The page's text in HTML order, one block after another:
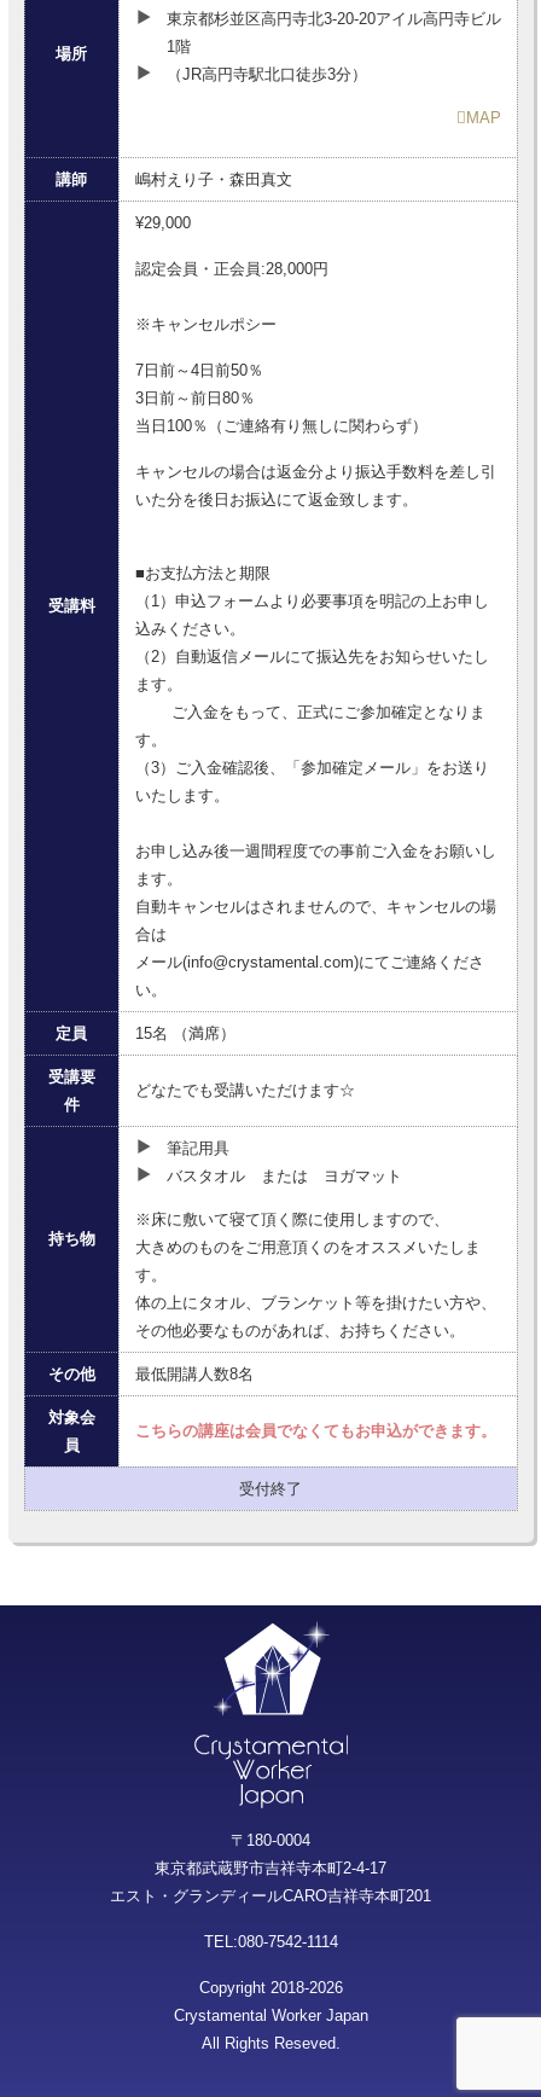
場所
東京都杉並区高円寺北3-20-20アイル高円寺ビル
1階
（JR高円寺駅北口徒歩3分）
MAP
講師 嶋村えり子・森田真文
受講料
¥29,000
認定会員・正会員:28,000円
※キャンセルポシー
7日前～4日前50％
3日前～前日80％
当日100％（ご連絡有り無しに関わらず）
キャンセルの場合は返金分より振込手数料を差し引
いた分を後日お振込にて返金致します。
■お支払方法と期限
（1）申込フォームより必要事項を明記の上お申し
込みください。
（2）自動返信メールにて振込先をお知らせいたし
ます。
ご入金をもって、正式にご参加確定となりま
す。
（3）ご入金確認後、「参加確定メール」をお送り
いたします。
お申し込み後一週間程度での事前ご入金をお願いし
ます。
自動キャンセルはされませんので、キャンセルの場
合は
メール(info@crystamental.com)にてご連絡くださ
い。
定員 15名 （満席）
受講要
件
どなたでも受講いただけます☆
持ち物
筆記用具
バスタオル または ヨガマット
※床に敷いて寝て頂く際に使用しますので、
大きめのものをご用意頂くのをオススメいたしま
す。
体の上にタオル、ブランケット等を掛けたい方や、
その他必要なものがあれば、お持ちください。
その他 最低開講人数8名
対象会
員
こちらの講座は会員でなくてもお申込ができます。
受付終了
〒180-0004
東京都武蔵野市吉祥寺本町2-4-17
エスト・グランディールCARO吉祥寺本町201
TEL:080-7542-1114
Copyright 2018-2026
Crystamental Worker Japan
All Rights Reseved.